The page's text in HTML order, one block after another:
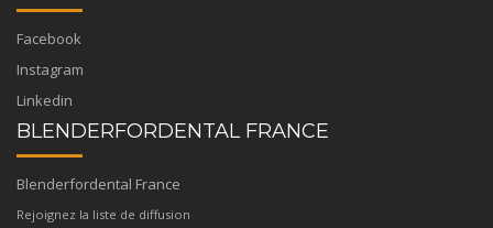
Facebook
Instagram
Linkedin
BLENDERFORDENTAL FRANCE
Blenderfordental France
Rejoignez la liste de diffusion